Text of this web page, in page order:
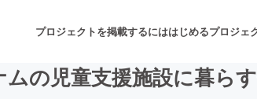
プロジェクトを掲載するにははじめるプロジェ
の児童支援施設に暮ら